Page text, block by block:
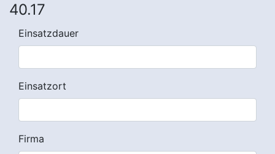
40.17
Einsatzdauer
Einsatzort
Firma